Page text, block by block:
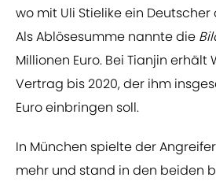
wo mit Uli Stielike ein
Als Ablösesumme nannte die
Millionen Euro. Bei Tianjin erhält
Vertrag bis 2020, der ihm
Euro einbringen soll.
In München spielte der
mehr und stand in den beiden